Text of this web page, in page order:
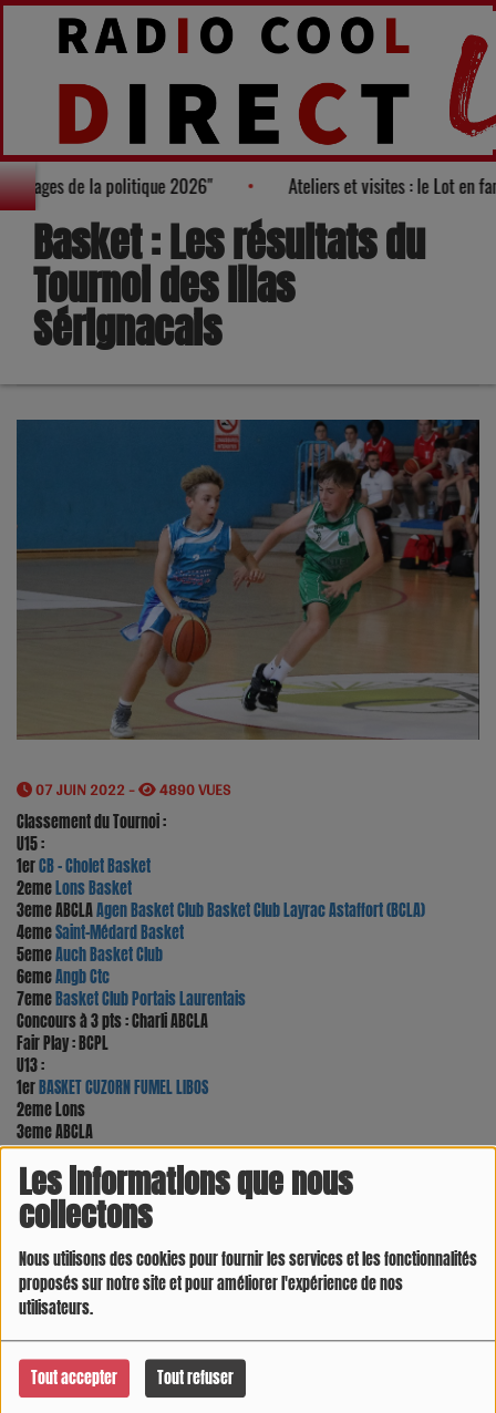
Les informations que nous
collectons
Nous utilisons des cookies pour fournir les services et les fonctionnalités
proposés sur notre site et pour améliorer l'expérience de nos
utilisateurs.
Tout accepter Tout refuser
des "100 nouveaux visages de la politique 2026" Ateliers et
Basket : Les résultats du
Tournoi des lilas
Sérignacais
07 JUIN 2022 - 4890 VUES
Classement du Tournoi :
U15 :
1erCB - Cholet Basket
2emeLons Basket
3eme ABCLAAgen Basket ClubBasket Club Layrac Astaffort (BCLA)
4emeSaint-Médard Basket
5emeAuch Basket Club
6emeAngb Ctc
7emeBasket Club Portais Laurentais
Concours à 3 pts : Charli ABCLA
Fair Play : BCPL
U13 :
1erBASKET CUZORN FUMEL LIBOS
2eme Lons
3eme ABCLA
4eme ANGB
5eme BCPL
Concours à 3 pts : Leo Lons
Fair Play : Fumel